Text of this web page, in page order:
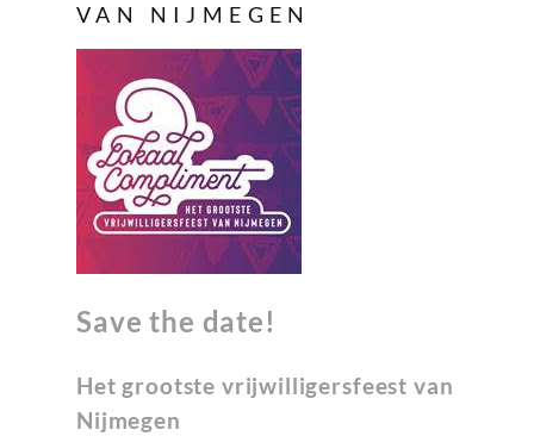
VAN NIJMEGEN
Save the date!
Het grootste vrijwilligersfeest van
Nijmegen